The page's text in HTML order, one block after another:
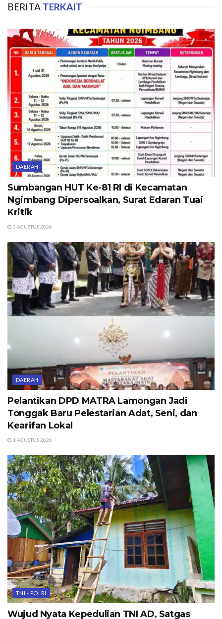
BERITA TERKAIT
DAERAH
Sumbangan HUT Ke-81 RI di Kecamatan
Ngimbang Dipersoalkan, Surat Edaran Tuai
Kritik
3 AGUSTUS 2026
DAERAH
Pelantikan DPD MATRA Lamongan Jadi
Tonggak Baru Pelestarian Adat, Seni, dan
Kearifan Lokal
1 AGUSTUS 2026
TNI - POLRI
Wujud Nyata Kepedulian TNI AD, Satgas